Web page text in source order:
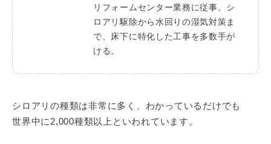
リフォームセンター業務に従事。シ
ロアリ駆除から水回りの湿気対策ま
で、床下に特化した工事を多数手が
ける。
シロアリの種類は非常に多く、わかっているだけでも
世界中に2,000種類以上といわれています。